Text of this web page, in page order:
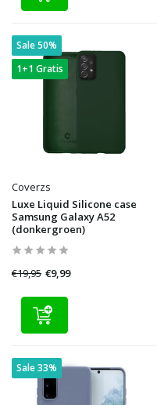
Sale 50%
1+1 Gratis
Coverzs
Luxe Liquid Silicone case
Samsung Galaxy A52
(donkergroen)
€19,95 €9,99
Sale 33%